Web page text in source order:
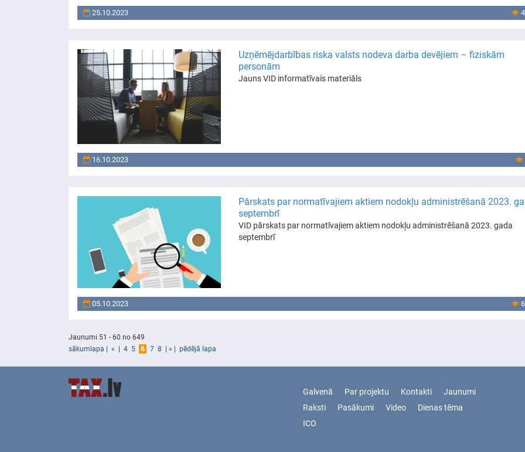
25.10.2023
Uzņēmējdarbības riska valsts nodeva darba devējiem – fiziskām
personām
Jauns VID informatīvais materiāls
16.10.2023
Pārskats par normatīvajiem aktiem nodokļu administrēšanā 2023.
septembrī
VID pārskats par normatīvajiem aktiem nodokļu administrēšanā 2023. gada
septembrī
05.10.2023
Jaunumi 51 - 60 no 649
sākumlapa
« 4 5 6 7 8 » pēdējā lapa
Galvenā Par projektu Kontakti
Jaunumi
Raksti
Pasākumi Video
Dienas tēma
ICO